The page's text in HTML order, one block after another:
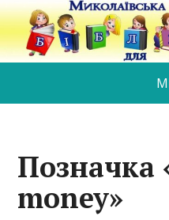
Позначка
money»